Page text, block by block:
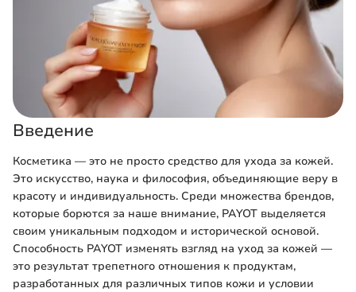
Введение
Косметика — это не просто средство для ухода за кожей.
Это искусство, наука и философия, объединяющие веру в
красоту и индивидуальность. Среди множества брендов,
которые борются за наше внимание, PAYOT выделяется
своим уникальным подходом и исторической основой.
Способность PAYOT изменять взгляд на уход за кожей —
это результат трепетного отношения к продуктам,
разработанных для различных типов кожи и условии